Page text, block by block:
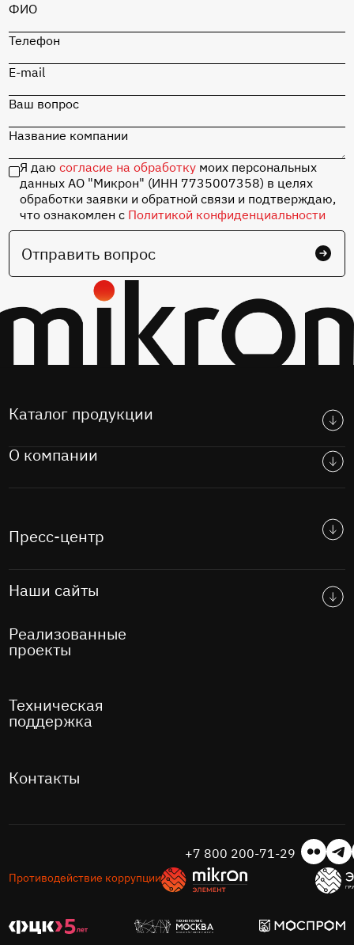
Отладочная плата
MIK32 Амур с
комплектующих
Перейти в каталог
ФИО
Телефон
E-mail
Ваш вопрос
Название компании
Я даюсогласие на обработку моих персональных
данных АО "Микрон" (ИНН 7735007358) в целях
обработки заявки и обратной связи и подтверждаю,
что ознакомлен с Политикой конфиденциальности
Отправить вопрос
Каталог продукции
О компании
Пресс-центр
Наши сайты
Реализованные
проекты
Техническая
поддержка
Контакты
Противодействие коррупции
+7 800 200-71-29